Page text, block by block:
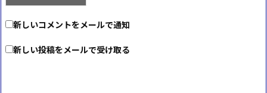
新しいコメントをメールで通知
新しい投稿をメールで受け取る